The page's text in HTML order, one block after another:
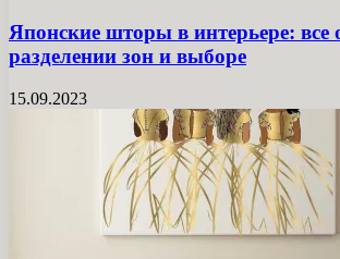
Японские шторы в интерьере: все
разделении зон и выборе
15.09.2023